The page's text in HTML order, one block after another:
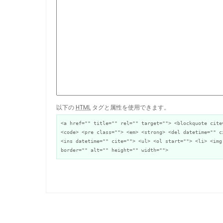
以下の HTML タグと属性を使用できます。
<a href="" title="" rel="" target=""> <blockquote
<code> <pre class=""> <em> <strong> <del datetime=""
<ins datetime="" cite=""> <ul> <ol start=""> <li>
border="" alt="" height="" width="">